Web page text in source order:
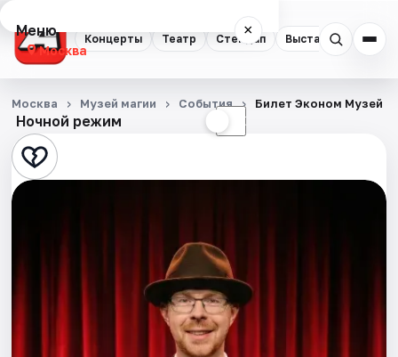
Концерты Театр Стендап Выставки
Меню ×
Москва
Концерты
Театр
Стендап
Ночной режим ☾
Москва Музей магии События Билет Эконом Музей